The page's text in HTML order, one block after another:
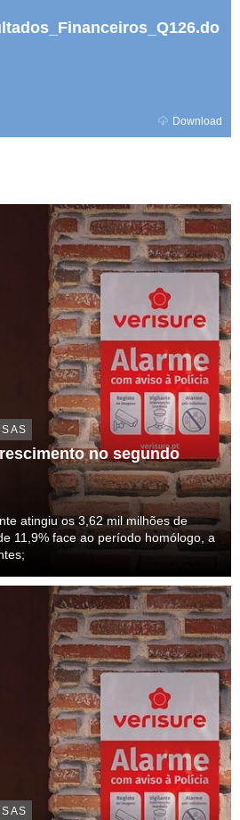
Download
no segundo
atingiu os 3,62 mil milhões de
11,9% face ao período homólogo, a